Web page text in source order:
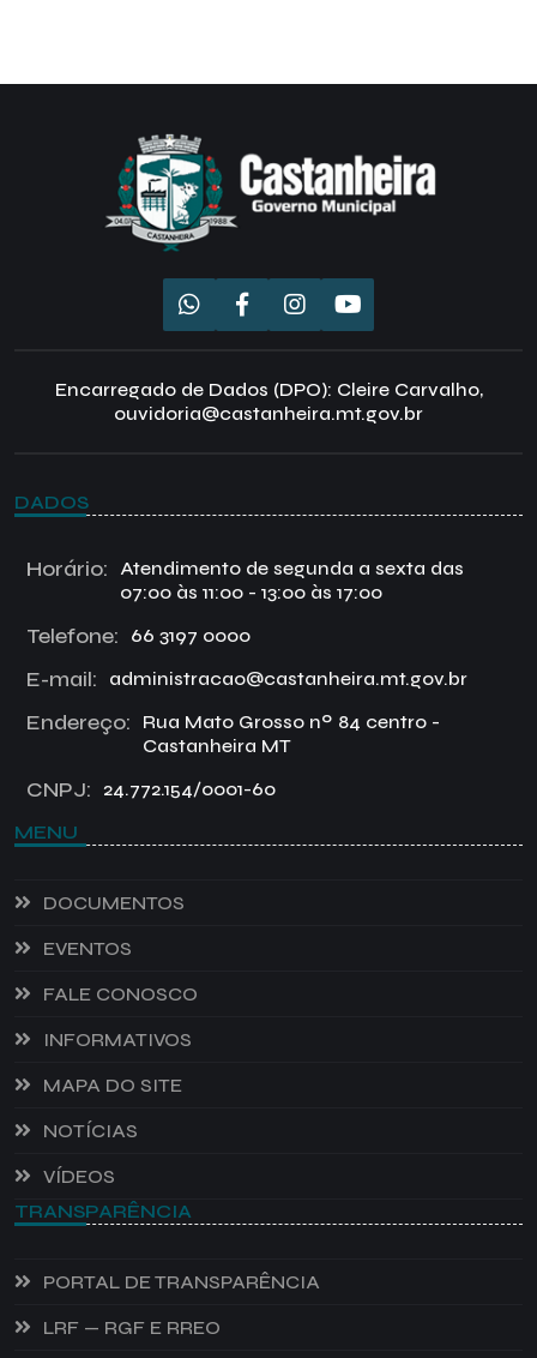
Encarregado de Dados (DPO): Cleire Carvalho,
ouvidoria@castanheira.mt.gov.br
DADOS
Horário:
Atendimento de segunda a sexta das
07:00 às 11:00 - 13:00 às 17:00
Telefone: 66 3197 0000
E-mail: administracao@castanheira.mt.gov.br
Endereço:
Rua Mato Grosso nº 84 centro -
Castanheira MT
CNPJ: 24.772.154/0001-60
MENU
DOCUMENTOS
EVENTOS
FALE CONOSCO
INFORMATIVOS
MAPA DO SITE
NOTÍCIAS
VÍDEOS
TRANSPARÊNCIA
PORTAL DE TRANSPARÊNCIA
LRF — RGF E RREO